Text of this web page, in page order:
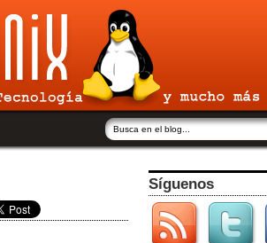
Síguenos